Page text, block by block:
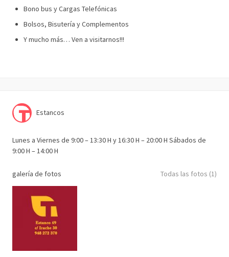
Bono bus y Cargas Telefónicas
Bolsos, Bisutería y Complementos
Y mucho más… Ven a visitarnos!!!
Estancos
Lunes a Viernes de 9:00 – 13:30 H y 16:30 H – 20:00 H Sábados de
9:00 H – 14:00 H
galería de fotos Todas las fotos (1)